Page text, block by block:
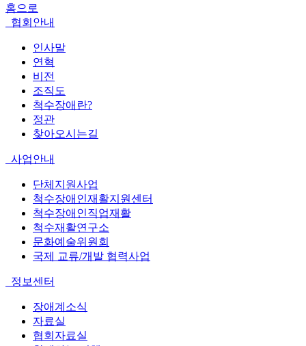
홈으로
협회안내
인사말
연혁
비전
조직도
척수장애란?
정관
찾아오시는길
사업안내
단체지원사업
척수장애인재활지원센터
척수장애인직업재활
척수재활연구소
문화예술위원회
국제 교류/개발 협력사업
정보센터
장애계소식
자료실
협회자료실